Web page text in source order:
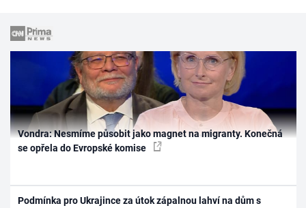
Vondra: Nesmíme působit jako magnet na migranty. Konečná
se opřela do Evropské komise
Podmínka pro Ukrajince za útok zápalnou lahví na dům s